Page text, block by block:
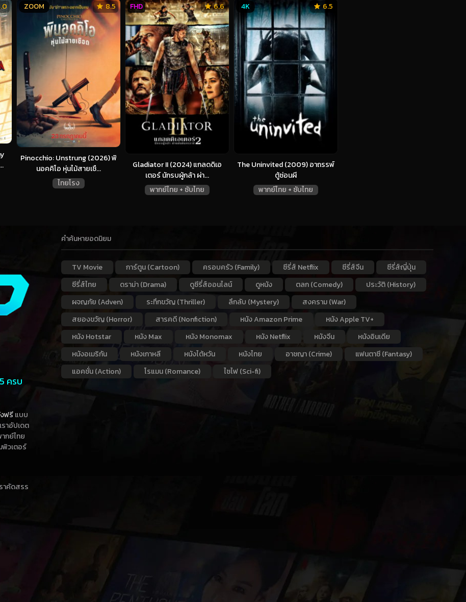
Pinocchio: Unstrung (2026) พิ
นอคคิโอ หุ่นไม้สายเชื...
ไทยโรง
8.5
ZOOM
Gladiator II (2024) แกลดดิเอ
เตอร์ นักรบผู้กล้า ผ่า...
พากย์ไทย + ซับไทย
6.6
FHD
The Uninvited (2009) อาถรรพ์
ตู้ซ่อนผี
พากย์ไทย + ซับไทย
6.5
4K
ครบ
ฟรีแบบ
าอัปเดต
กย์ไทย
วเตอร์
าคัดสรร
คำค้นหายอดนิยม
TV Movie การ์ตูน (Cartoon) ครอบครัว (Family) ซีรี่ส์ Netflix ซีรี่ส์จีน
ซีรี่ส์ญี่ปุ่น
ซีรี่ส์ไทย
ดราม่า (Drama) ดูซีรี่ส์ออนไลน์ ดูหนัง ตลก (Comedy)
ประวัติ (History)
ผจญภัย (Adven)
ระทึกขวัญ (Thriller) ลึกลับ (Mystery)
สงคราม (War)
สยองขวัญ (Horror)
สารคดี (Nonfiction) หนัง Amazon Prime
หนัง Apple TV+
หนัง Hotstar
หนัง Max หนัง Monomax หนัง Netflix หนังจีน
หนังอินเดีย
หนังอเมริกัน
หนังเกาหลี หนังไต้หวัน หนังไทย อาชญา (Crime)
แฟนตาซี (Fantasy)
แอคชั่น (Action)
โรแมน (Romance) ไซไฟ (Sci-fi)